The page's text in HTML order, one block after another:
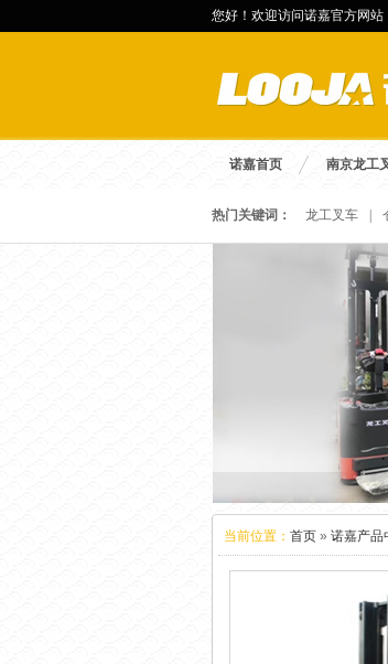
您好！欢迎访问诺嘉官方网站
诺嘉首页 南京龙工
热门关键词： 龙工叉车
当前位置： 首页 » 诺嘉产品